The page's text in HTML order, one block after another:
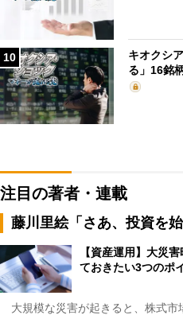
10
キオクシ
る」16銘
注目の著者・連載
藤川里絵「さあ、投資を始
【資産運用】大災
ておきたい3つのポ
大規模な災害が起きると、株式市